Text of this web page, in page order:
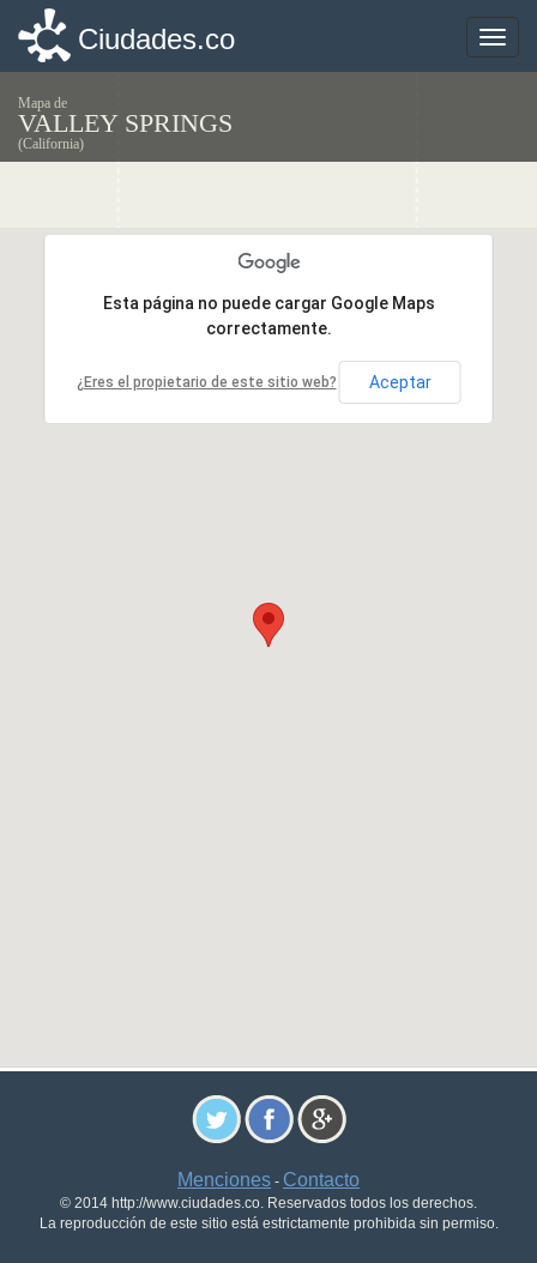
Toggle
Ciudades.co
Mapa de
VALLEY SPRINGS
(California)
Esta página no puede cargar Google Maps
correctamente.
¿Eres el propietario de este sitio web? Aceptar
Esta página no puede cargar Google Maps
correctamente.
¿Eres el propietario de este sitio web? Aceptar
Menciones - Contacto
© 2014 http://www.ciudades.co. Reservados todos los derechos.
La reproducción de este sitio está estrictamente prohibida sin permiso.
Toggle
Ciudades.co